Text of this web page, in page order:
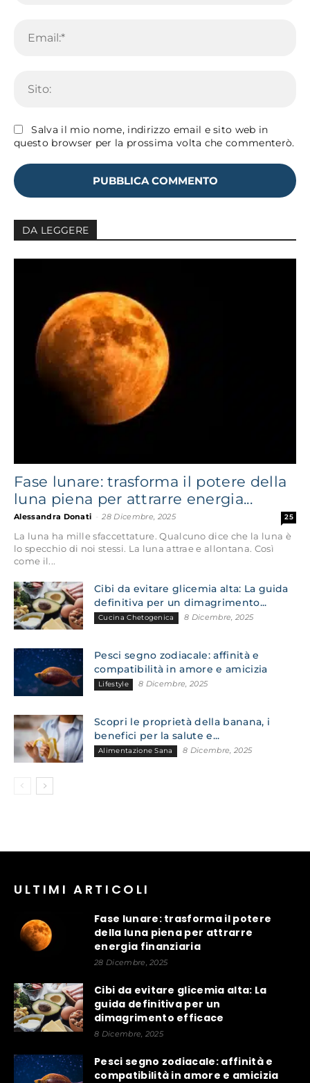
Salva il mio nome, indirizzo email e sito web in
questo browser per la prossima volta che commenterò.
DA LEGGERE
Fase lunare: trasforma il potere della
luna piena per attrarre energia...
Alessandra Donati 28 Dicembre, 2025 25
La luna ha mille sfaccettature. Qualcuno dice che la luna è
lo specchio di noi stessi. La luna attrae e allontana. Così
come il...
Cibi da evitare glicemia alta: La guida
definitiva per un dimagrimento...
Cucina Chetogenica 8 Dicembre, 2025
Pesci segno zodiacale: affinità e
compatibilità in amore e amicizia
Lifestyle 8 Dicembre, 2025
Scopri le proprietà della banana, i
benefici per la salute e...
Alimentazione Sana 8 Dicembre, 2025
ULTIMI ARTICOLI
Fase lunare: trasforma il potere
della luna piena per attrarre
energia finanziaria
28 Dicembre, 2025
Cibi da evitare glicemia alta: La
guida definitiva per un
dimagrimento efficace
8 Dicembre, 2025
Pesci segno zodiacale: affinità e
compatibilità in amore e amicizia